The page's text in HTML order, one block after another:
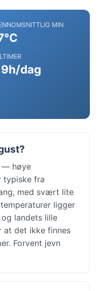
MIN
dag
— høye
typiske fra
med svært lite
ligger
landets lille
det ikke finnes
Forvent jevn